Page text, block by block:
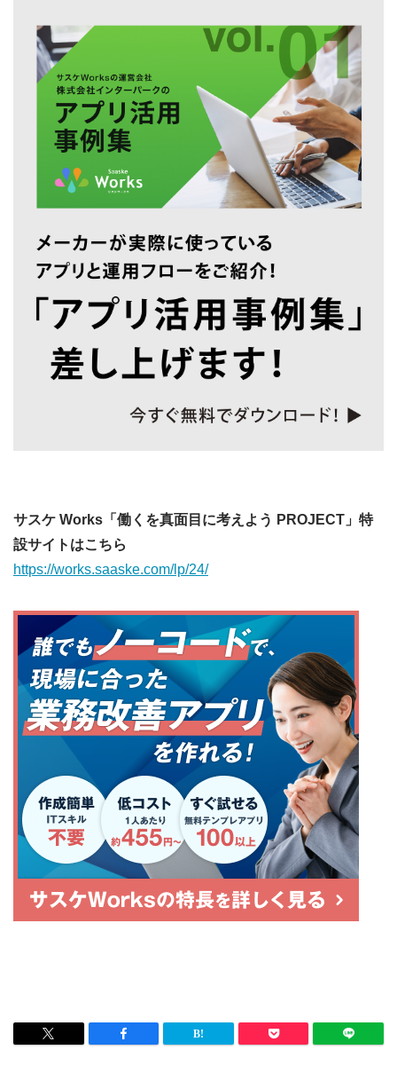
サスケ Works「働くを真面目に考えよう PROJECT」特
設サイトはこちら
https://works.saaske.com/lp/24/